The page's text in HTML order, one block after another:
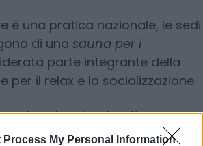
Process My Personal Information
è una pratica nazionale, le sedi
di una sauna per i
parte integrante della
per il relax e la socializzazione.
dove le aziende offrono un
per la cura dei figli e congedi